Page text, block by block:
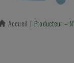
Accueil En cours :
Producteur –